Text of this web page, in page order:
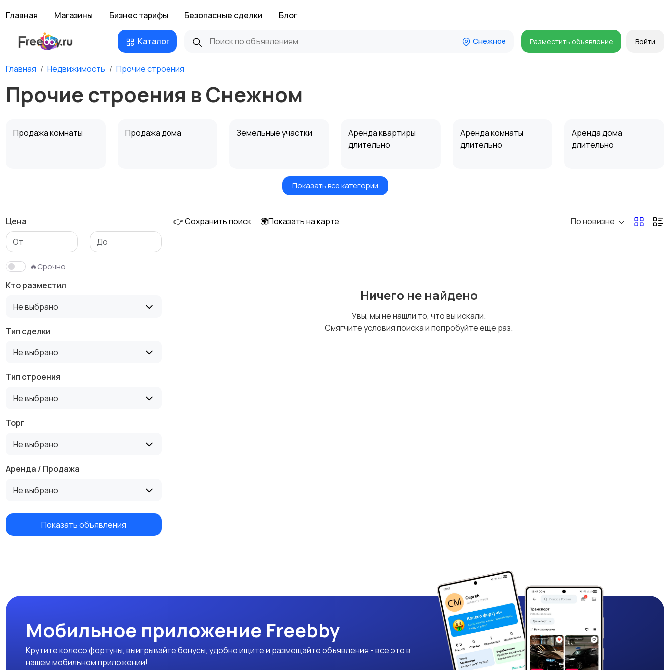
Главная Магазины Бизнес тарифы Безопасные сделки Блог
Каталог Снежное Разместить объявление Войти
Главная Недвижимость Прочие строения
Прочие строения в Снежном
Продажа комнаты Продажа дома Земельные участки
Аренда квартиры
длительно
Аренда комнаты
длительно
Аренда дома
длительно
Аренда дома
Коммерческая
Гаражи и
машиноместа
Показать все категории
Цена
🔥Срочно
Кто разместил
Не выбрано
Тип сделки
Не выбрано
Тип строения
Не выбрано
Торг
Не выбрано
Аренда / Продажа
Не выбрано
Показать объявления
👉 Сохранить поиск 🌍Показать на карте По новизне
Ничего не найдено
Увы, мы не нашли то, что вы искали.
Смягчите условия поиска и попробуйте еще раз.
Мобильное приложение Freebby
Крутите колесо фортуны, выигрывайте бонусы, удобно ищите и размещайте объявления - все это в
нашем мобильном приложении!